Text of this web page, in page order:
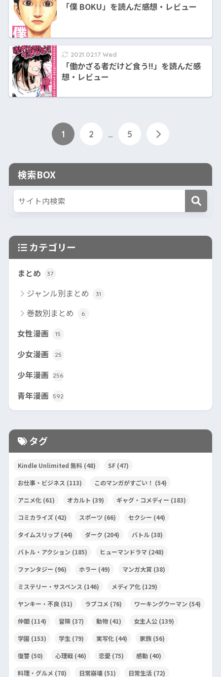
「僕 BOKU」を読んだ感想・レビュー
2021.02.17 Wed
「働かざる者だけど食う!!」を読んだ感
想・レビュー
1 2 … 5
検索BOX
カテゴリー
まとめ 37
ジャンル別まとめ 31
巻数別まとめ 6
女性漫画 15
少女漫画 25
少年漫画 256
青年漫画 592
タグ
Kindle Unlimited 無料(48) SF(47)
お仕事・ビジネス (113) このマンガがすごい！ (54)
アニメ化(61) オカルト (39) ギャグ・コメディー (183)
コミカライズ(42) スポーツ (66) セクシー (44)
タイムスリップ(44) ダーク (204) バトル(38)
バトル・アクション (185) ヒューマンドラマ(248)
ファンタジー (96) ホラー (49) マンガ大賞(38)
ミステリー・サスペンス (146) メディア化(129)
ヤンキー・不良(51) ラブコメ (76) ワーキングウーマン (54)
仲間(114) 冒険(37) 動物(41) 女主人公(139)
学園 (153) 学生 (79) 実写化(44) 家族(56)
復讐(50) 心理戦(46) 恋愛(75) 感動(40)
料理・グルメ (78) 日常崩壊(51) 日常生活(72)